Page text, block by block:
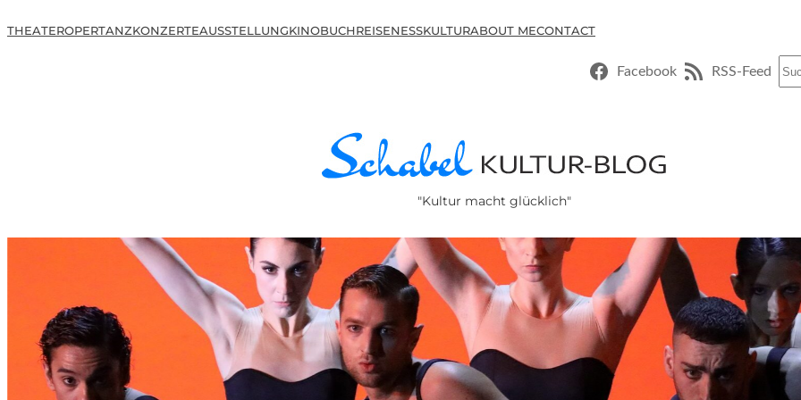
THEATEROPERTANZKONZERTEAUSSTELLUNGKINOBUCHREISENESSKULTURABOUT MECONTACT
Facebook RSS-Feed
"Kultur macht glücklich"